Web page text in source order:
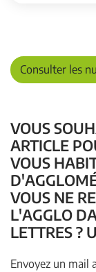
Consulter les
VOUS
ARTICLE
VOUS
VOUS NE
L'AGGLO
LETTRES ?
Envoyez un mail